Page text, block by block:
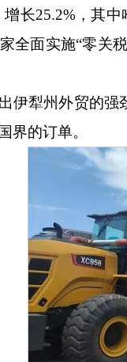
长25.2%，其
全面实施“零关
伊犁州外贸的强
界的订单。